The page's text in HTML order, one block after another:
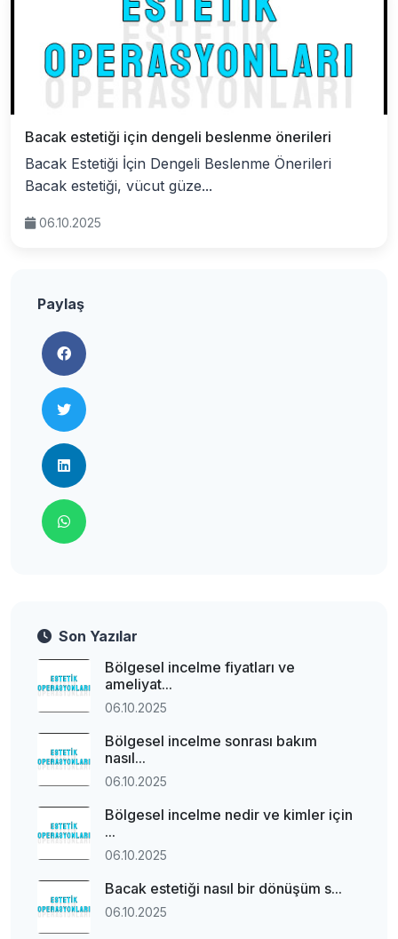
Bacak estetiği için dengeli beslenme önerileri
Bacak Estetiği İçin Dengeli Beslenme Önerileri
Bacak estetiği, vücut güze...
06.10.2025
Paylaş
Son Yazılar
Bölgesel incelme fiyatları ve
ameliyat...
06.10.2025
Bölgesel incelme sonrası bakım
nasıl...
06.10.2025
Bölgesel incelme nedir ve kimler için
...
06.10.2025
Bacak estetiği nasıl bir dönüşüm s...
06.10.2025